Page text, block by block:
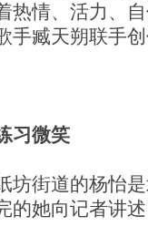
热情、活力、
手臧天朔联手
微笑
街道的杨怡是
的她向记者讲